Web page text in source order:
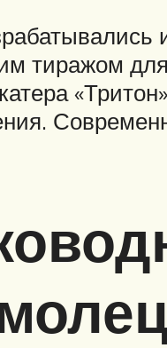
тиражом для